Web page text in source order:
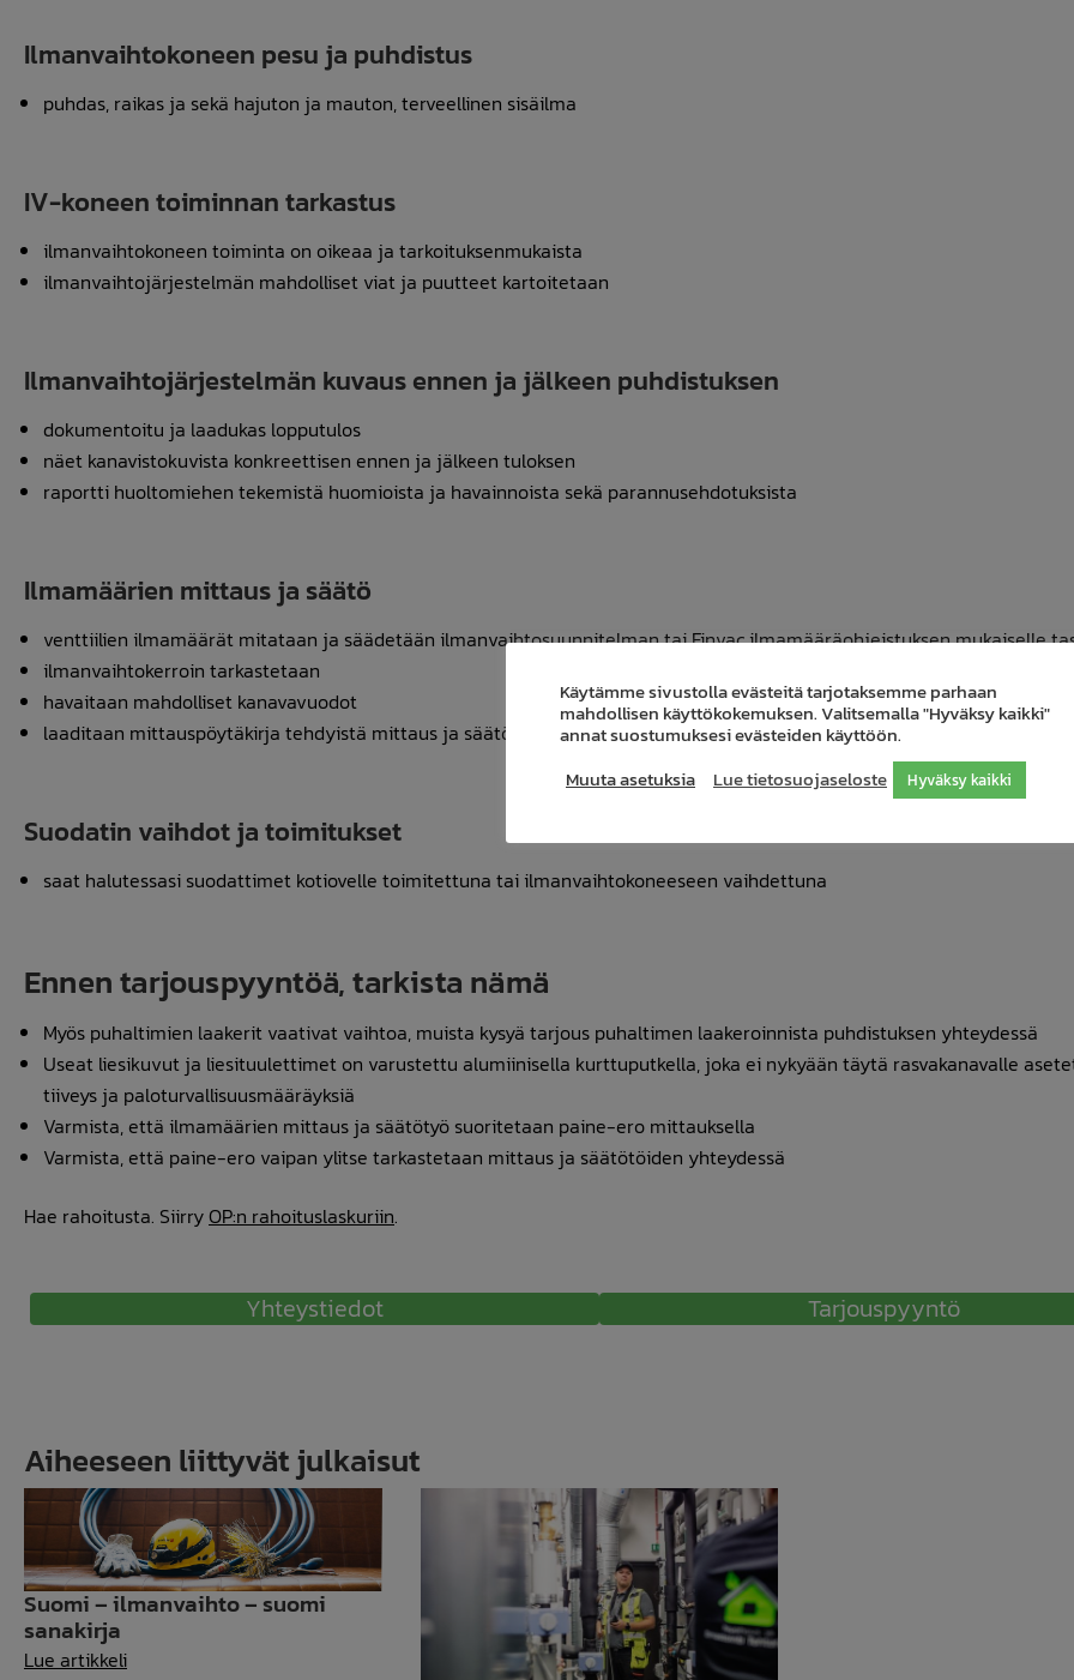
Ilmanvaihtokoneen pesu ja puhdistus
puhdas, raikas ja sekä hajuton ja mauton, terveellinen sisäilma
IV-koneen toiminnan tarkastus
ilmanvaihtokoneen toiminta on oikeaa ja tarkoituksenmukaista
ilmanvaihtojärjestelmän mahdolliset viat ja puutteet kartoitetaan
Ilmanvaihtojärjestelmän kuvaus ennen ja jälkeen puhdistuksen
dokumentoitu ja laadukas lopputulos
näet kanavistokuvista konkreettisen ennen ja jälkeen tuloksen
raportti huoltomiehen tekemistä huomioista ja havainnoista sekä parannusehdotuksista
Ilmamäärien mittaus ja säätö
venttiilien ilmamäärät mitataan ja säädetään ilmanvaihtosuunnitelman tai Finvac ilmamääräohjeistuksen mukaiselle
ilmanvaihtokerroin tarkastetaan
havaitaan mahdolliset kanavavuodot
laaditaan mittauspöytäkirja tehdyistä mittaus ja säätötöistä sekä asetetuista ilmanvaihtokoneen asetuksista
Suodatin vaihdot ja toimitukset
saat halutessasi suodattimet kotiovelle toimitettuna tai ilmanvaihtokoneeseen vaihdettuna
Ennen tarjouspyyntöä, tarkista nämä
Myös puhaltimien laakerit vaativat vaihtoa, muista kysyä tarjous puhaltimen laakeroinnista puhdistuksen yhteydessä
Useat liesikuvut ja liesituulettimet on varustettu alumiinisella kurttuputkella, joka ei nykyään täytä rasvakanavalle
tiiveys ja paloturvallisuusmääräyksiä
Varmista, että ilmamäärien mittaus ja säätötyö suoritetaan paine-ero mittauksella
Varmista, että paine-ero vaipan ylitse tarkastetaan mittaus ja säätötöiden yhteydessä
Hae rahoitusta. SiirryOP:n rahoituslaskuriin.
Yhteystiedot Tarjouspyyntö
Aiheeseen liittyvät julkaisut
Suomi – ilmanvaihto – suomi
sanakirja
Lue artikkeliSuomi
Käytämme sivustolla evästeitä tarjotaksemme parhaan
mahdollisen käyttökokemuksen. Valitsemalla "Hyväksy kaikki"
annat suostumuksesi evästeiden käyttöön.
Muuta asetuksia
Lue tietosuojaseloste Hyväksy kaikki